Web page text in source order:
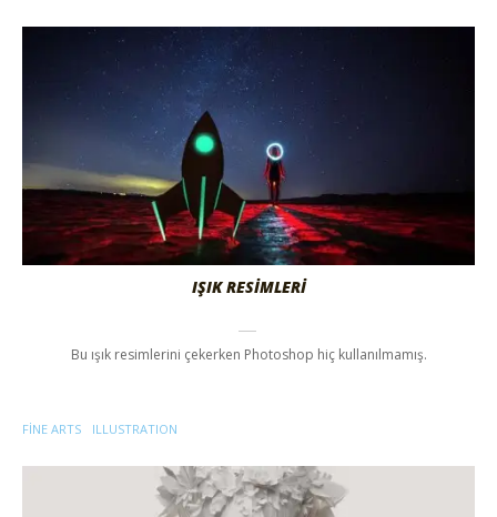
IŞIK RESİMLERİ
Bu ışık resimlerini çekerken Photoshop hiç kullanılmamış.
FINE ARTS ILLUSTRATION